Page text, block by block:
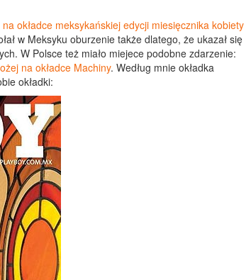
okładce meksykańskiej edycji miesięcznika kobiety
w Meksyku oburzenie także dlatego, że ukazał się
W Polsce też miało miejece podobne zdarzenie:
na okładce Machiny. Według mnie okładka
okładki: